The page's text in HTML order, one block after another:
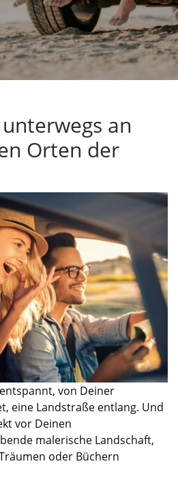
an
Orten der
, von Deiner
, eine Landstraße entlang. Und
vor Deinen
malerische Landschaft,
oder Büchern